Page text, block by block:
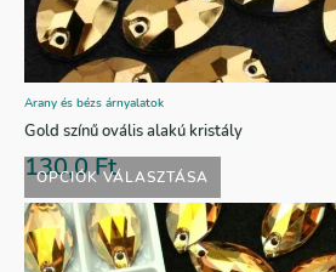
OPCIÓK VÁLASZTÁSA
Arany és bézs árnyalatok
Gold színű ovális alakú kristály
130,0Ft